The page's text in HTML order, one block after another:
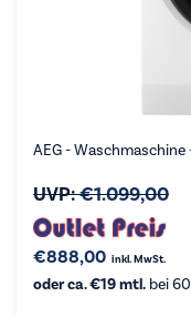
AEG - Waschmaschine
UVP:€1.099,00
€888,00 inkl. MwSt.
oder ca. €19 mtl. bei